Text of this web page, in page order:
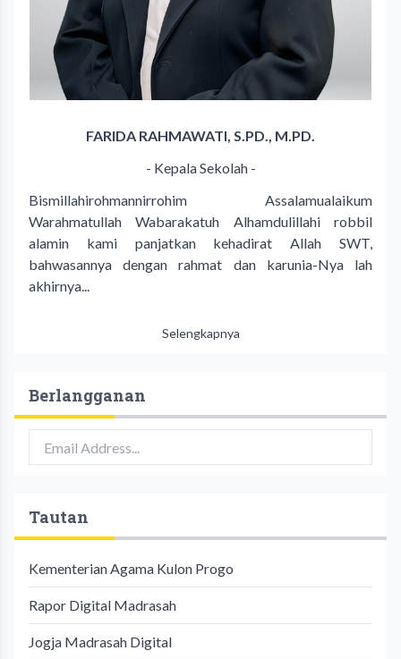
FARIDA RAHMAWATI, S.PD., M.PD.
- Kepala Sekolah -
Bismillahirohmannirrohim Assalamualaikum
Warahmatullah Wabarakatuh Alhamdulillahi robbil
alamin kami panjatkan kehadirat Allah SWT,
bahwasannya dengan rahmat dan karunia-Nya lah
akhirnya...
Selengkapnya
Berlangganan
Tautan
Kementerian Agama Kulon Progo
Rapor Digital Madrasah
Jogja Madrasah Digital